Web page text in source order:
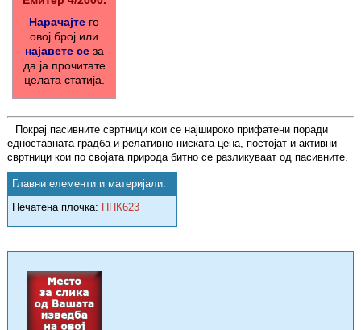
Нарачајте го
овој број или
најавете сеза
да ја прочитате
целата статија.
Покрај пасивните свртници кои се најшироко прифатени поради
едноставната градба и релативно ниската цена, постојат и активни
свртници кои по својата природа битно се разликуваат од пасивните.
Главни елементи и материјали:
Печатена плочка: ППК623